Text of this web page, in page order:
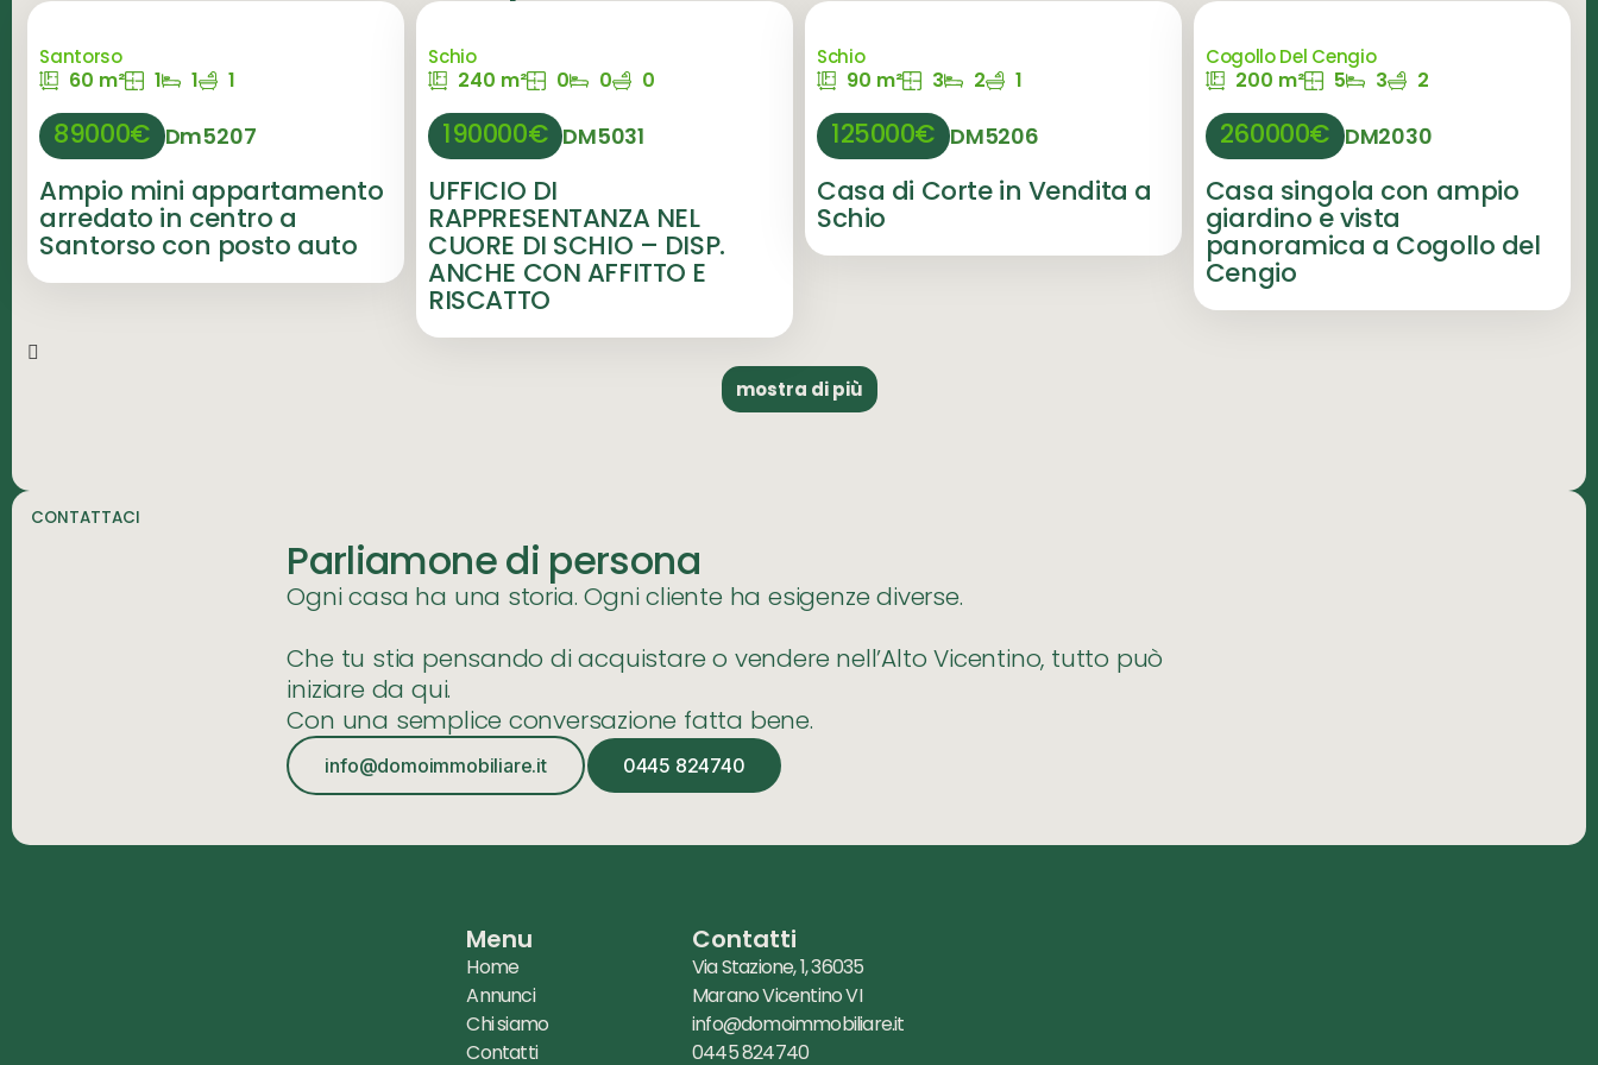
Santorso
60 m² 1 1 1
89000€ Dm5207
Ampio mini appartamento
arredato in centro a
Santorso con posto auto
Schio
240 m² 0 0 0
190000€ DM5031
UFFICIO DI
RAPPRESENTANZA NEL
CUORE DI SCHIO – DISP.
ANCHE CON AFFITTO E
RISCATTO
Schio
90 m² 3 2 1
125000€ DM5206
Casa di Corte in Vendita a
Schio
Cogollo Del Cengio
200 m² 5 3 2
260000€ DM2030
Casa singola con ampio
giardino e vista
panoramica a Cogollo del
Cengio
mostra di più
CONTATTACI
Parliamone di persona
Ogni casa ha una storia. Ogni cliente ha esigenze diverse.
Che tu stia pensando di acquistare o vendere nell’Alto Vicentino, tutto può
iniziare da qui.
Con una semplice conversazione fatta bene.
info@domoimmobiliare.it 0445 824740
Menu
Home
Annunci
Chi siamo
Contatti
Contatti
Via Stazione, 1, 36035
Marano Vicentino VI
info@domoimmobiliare.it
0445 824740